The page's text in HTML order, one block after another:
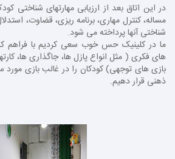
در این اتاق بعد از ارزیابی مهارتهای شناختی
مساله، کنترل مهاری، برنامه ریزی، قضاوت،
شناختی آنها پرداخته می شود.
ما در کلینیک حس خوب سعی کردیم با فراهم
های فکری ( مثل انواع پازل ها، جاگذاری ها،
بازی های توجهی) کودکان را در غالب بازی
ذهنی قرار دهیم.